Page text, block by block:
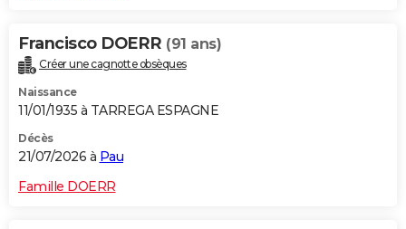
Francisco DOERR (91 ans)
Créer une cagnotte obsèques
Naissance
11/01/1935 à TARREGA ESPAGNE
Décès
21/07/2026 à Pau
Famille DOERR